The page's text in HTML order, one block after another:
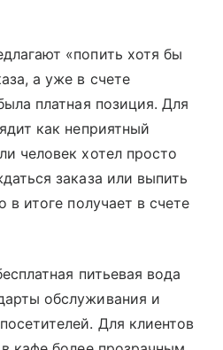
«попить хотя бы
а уже в счете
платная позиция. Для
как неприятный
человек хотел просто
заказа или выпить
итоге получает в счете
питьевая вода
обслуживания и
Для клиентов